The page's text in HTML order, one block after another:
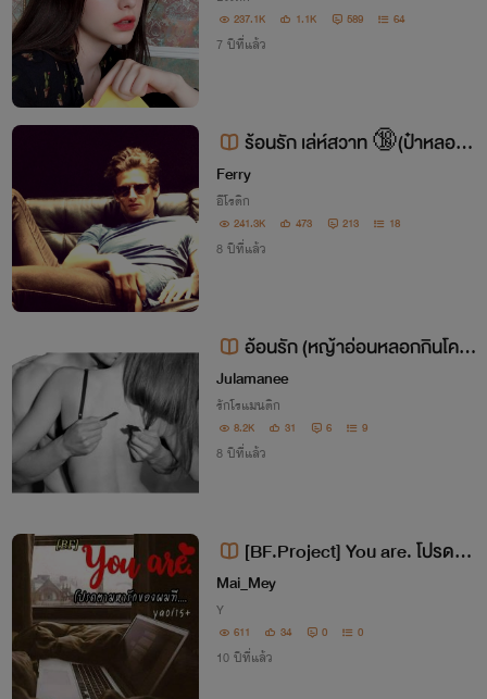
237.1K 1.1K 589 64
7 ปีที่แล้ว
ร้อนรัก เล่ห์สวาท 🔞(ป๋าหลอก
กินตับเด็ก++)
Ferry
อีโรติก
241.3K 473 213 18
8 ปีที่แล้ว
อ้อนรัก (หญ้าอ่อนหลอกกินโคแ
ก่)
Julamanee
รักโรแมนติก
8.2K 31 6 9
8 ปีที่แล้ว
[BF.Project] You are. โปรดตา
มหารักผมที
Mai_Mey
Y
611 34 0 0
10 ปีที่แล้ว